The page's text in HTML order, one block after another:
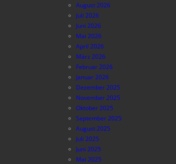
August 2026
Juli 2026
Juni 2026
Mai 2026
April 2026
März 2026
Februar 2026
Januar 2026
Dezember 2025
November 2025
Oktober 2025
September 2025
August 2025
Juli 2025
Juni 2025
Mai 2025